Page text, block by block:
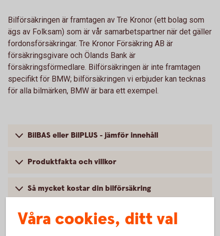
Bilförsäkringen är framtagen av Tre Kronor (ett bolag som
ägs av Folksam) som är vår samarbetspartner när det gäller
fordonsförsäkringar. Tre Kronor Försäkring AB är
försäkringsgivare och Ölands Bank är
försäkringsförmedlare. Bilförsäkringen är inte framtagen
specifikt för BMW; bilförsäkringen vi erbjuder kan tecknas
för alla bilmärken, BMW är bara ett exempel.
BilBAS eller BilPLUS - jämför innehåll
Produktfakta och villkor
Så mycket kostar din bilförsäkring
Våra cookies, ditt val